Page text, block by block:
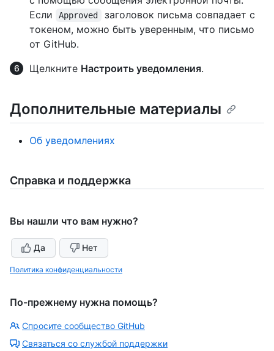
Если
Approved
заголовок письма совпадает с
токеном, можно быть уверенным, что письмо
от GitHub.
Щелкните Настроить уведомления.
Дополнительные материалы
Об уведомлениях
Справка и поддержка
Вы нашли что вам нужно?
Да Нет
Политика конфиденциальности
По-прежнему нужна помощь?
Спросите сообщество GitHub
Связаться со службой поддержки